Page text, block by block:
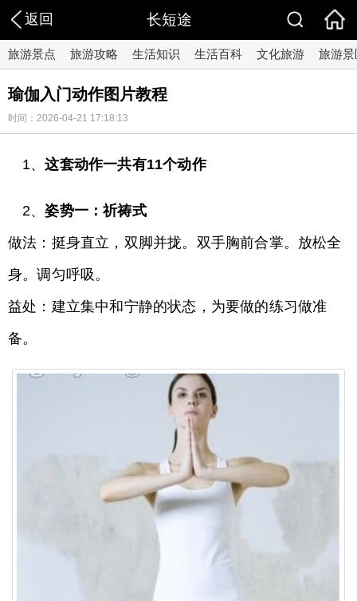
返回 长短途
旅游景点 旅游攻略 生活知识 生活百科 文化旅游 旅游景
瑜伽入门动作图片教程
时间：2026-04-21 17:18:13
1、这套动作一共有11个动作
2、姿势一：祈祷式
做法：挺身直立，双脚并拢。双手胸前合掌。放松全
身。调匀呼吸。
益处：建立集中和宁静的状态，为要做的练习做准
备。